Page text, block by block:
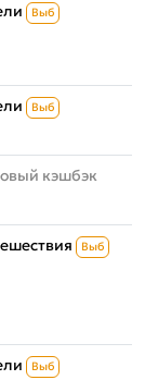
Выб
Выб
кэшбэк
Выб
Выб